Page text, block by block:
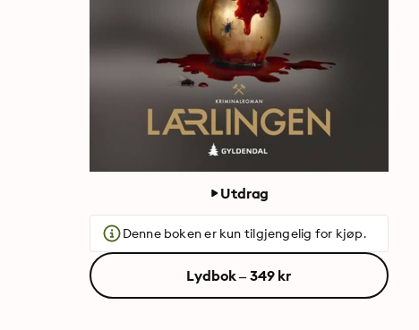
Utdrag
Denne boken er kun tilgjengelig for kjøp.
Lydbok – 349 kr